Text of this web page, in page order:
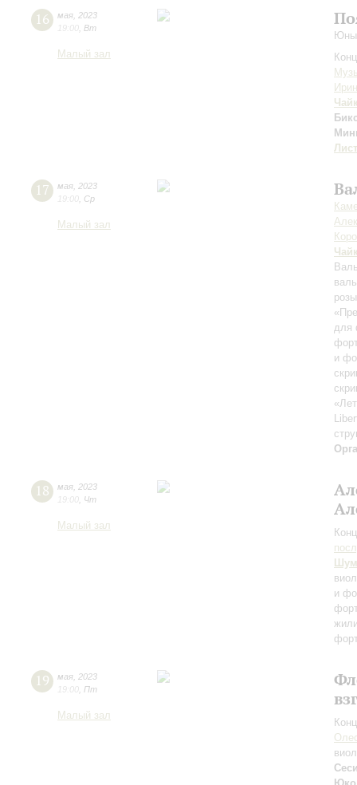
16 мая 2023
19:00 Вт
Малый зал
Лист
17 мая 2023
19:00 Ср
Малый зал
для
и
18 мая 2023
19:00 Чт
Малый зал
и
19 мая 2023
19:00 Пт
Малый зал